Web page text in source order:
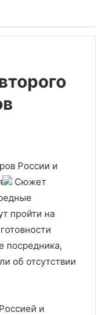
России и
Сюжет
пройти на
посредника,
об отсутствии
и